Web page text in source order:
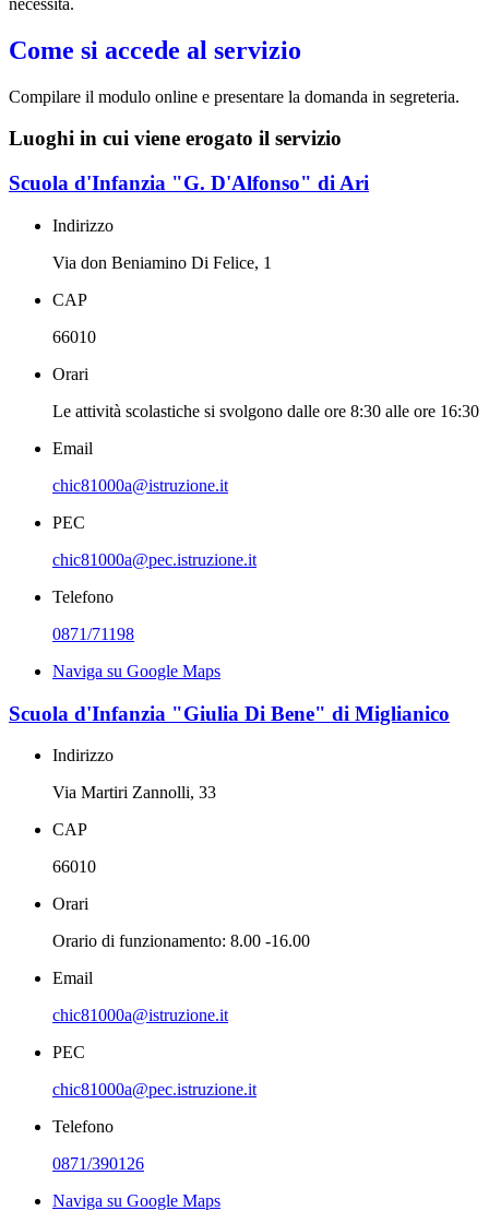
necessità.
Come si accede al servizio
Compilare il modulo online e presentare la domanda in segreteria.
Luoghi in cui viene erogato il servizio
Scuola d'Infanzia "G. D'Alfonso" di Ari
Indirizzo
Via don Beniamino Di Felice, 1
CAP
66010
Orari
Le attività scolastiche si svolgono dalle ore 8:30 alle ore 16:30
Email
chic81000a@istruzione.it
PEC
chic81000a@pec.istruzione.it
Telefono
0871/71198
Naviga su Google Maps
Scuola d'Infanzia "Giulia Di Bene" di Miglianico
Indirizzo
Via Martiri Zannolli, 33
CAP
66010
Orari
Orario di funzionamento: 8.00 -16.00
Email
chic81000a@istruzione.it
PEC
chic81000a@pec.istruzione.it
Telefono
0871/390126
Naviga su Google Maps